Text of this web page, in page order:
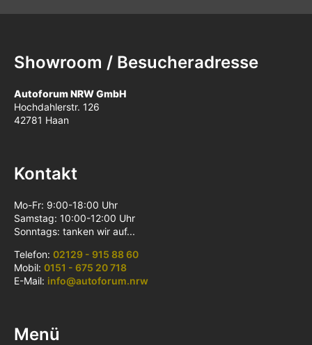
Showroom / Besucheradresse
Autoforum NRW GmbH
Hochdahlerstr. 126
42781 Haan
Kontakt
Mo-Fr: 9:00-18:00 Uhr
Samstag: 10:00-12:00 Uhr
Sonntags: tanken wir auf...
Telefon: 02129 - 915 88 60
Mobil: 0151 - 675 20 718
E-Mail: info@autoforum.nrw
Menü